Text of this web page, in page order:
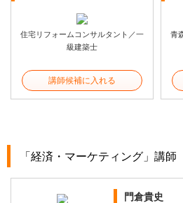
住宅リフォームコンサルタント／一
級建築士
講師候補に入れる
青
「経済・マーケティング」講師
門倉貴史